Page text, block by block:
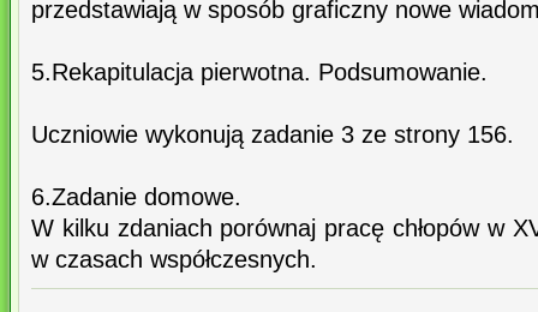
przedstawiają w sposób graficzny nowe
5.Rekapitulacja pierwotna. Podsumowanie.
Uczniowie wykonują zadanie 3 ze strony 156.
6.Zadanie domowe.
W kilku zdaniach porównaj pracę chłopów w
w czasach współczesnych.